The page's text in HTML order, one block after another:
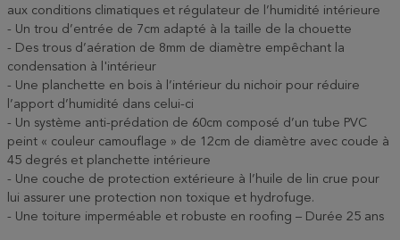
aux conditions climatiques et régulateur de l’humidité intérieure
- Un trou d’entrée de 7cm adapté à la taille de la chouette
- Des trous d’aération de 8mm de diamètre empêchant la
condensation à l'intérieur
- Une planchette en bois à l’intérieur du nichoir pour réduire
l’apport d’humidité dans celui-ci
- Un système anti-prédation de 60cm composé d’un tube PVC
peint « couleur camouflage » de 12cm de diamètre avec coude à
45 degrés et planchette intérieure
- Une couche de protection extérieure à l’huile de lin crue pour
lui assurer une protection non toxique et hydrofuge.
- Une toiture imperméable et robuste en roofing – Durée 25 ans